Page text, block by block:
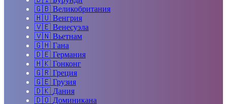
🇬🇧 Великобритания
🇭🇺 Венгрия
🇻🇪 Венесуэла
🇻🇳 Вьетнам
🇬🇭 Гана
🇩🇪 Германия
🇭🇰 Гонконг
🇬🇷 Греция
🇬🇪 Грузия
🇩🇰 Дания
🇩🇴 Доминикана